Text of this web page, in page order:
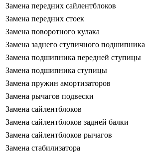
Замена передних сайлентблоков
Замена передних стоек
Замена поворотного кулака
Замена заднего ступичного подшипника
Замена подшипника передней ступицы
Замена подшипника ступицы
Замена пружин амортизаторов
Замена рычагов подвески
Замена сайлентблоков
Замена сайлентблоков задней балки
Замена сайлентблоков рычагов
Замена стабилизатора